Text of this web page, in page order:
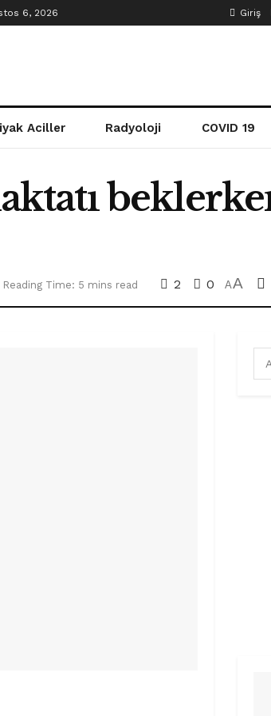
6, 2026 Giriş
Aciller Radyoloji COVID 19
Reading Time: 5 mins read 2 0 AA